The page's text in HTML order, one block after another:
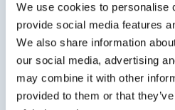
We use cookies to personalise
provide social media features
We also share information
our social media, advertising
may combine it with other
provided to them or that
Verzendkosten
€ 5,50 (excl. BTW)
gratis verzending vanaf € 50,-
(excl. BTW) verzendkosten.